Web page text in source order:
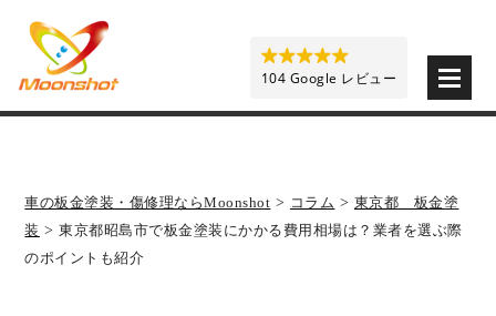
車の板金塗装・傷修理ならMoonshot > コラム > 東京都 板金塗
装 >東京都昭島市で板金塗装にかかる費用相場は？業者を選ぶ際
のポイントも紹介
104 Google レビュー